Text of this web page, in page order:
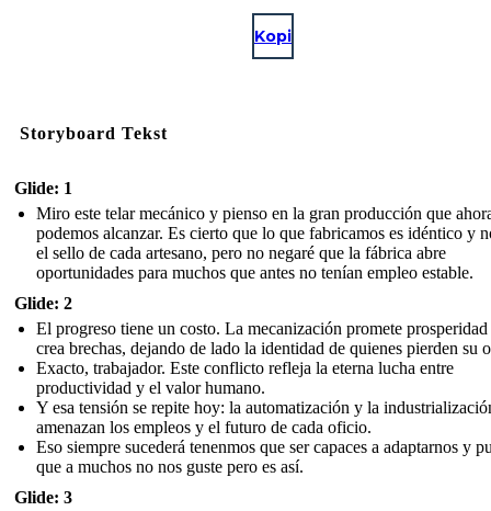
Kopi
Storyboard Tekst
Glide: 1
Miro este telar mecánico y pienso en la gran producción que
podemos alcanzar. Es cierto que lo que fabricamos es idéntico y
el sello de cada artesano, pero no negaré que la fábrica abre
oportunidades para muchos que antes no tenían empleo estable.
Glide: 2
El progreso tiene un costo. La mecanización promete
crea brechas, dejando de lado la identidad de quienes pierden su
Exacto, trabajador. Este conflicto refleja la eterna lucha entre
productividad y el valor humano.
Y esa tensión se repite hoy: la automatización y la
amenazan los empleos y el futuro de cada oficio.
Eso siempre sucederá tenenmos que ser capaces a adaptarnos y
que a muchos no nos guste pero es así.
Glide: 3